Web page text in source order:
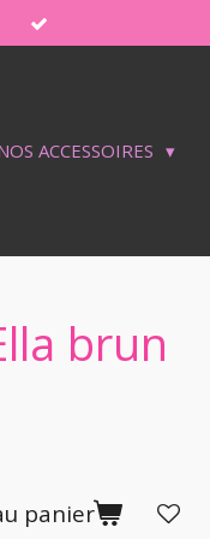
ACCESSOIRES
brun
panier